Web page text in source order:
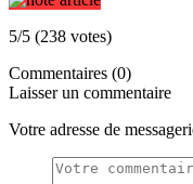
5/5 (238 votes)
Commentaires (0)
Laisser un commentaire
Votre adresse de